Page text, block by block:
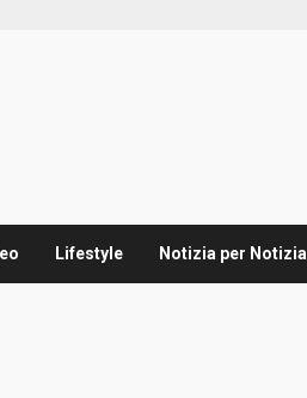
Lifestyle Notizia per Notizia